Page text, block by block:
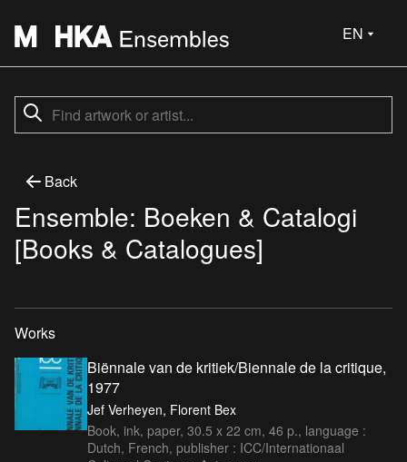
EN
Back
Ensemble: Boeken & Catalogi
[Books & Catalogues]
Works
Biënnale van de kritiek/Biennale de la critique,
1977
Jef Verheyen, Florent Bex
Book, ink, paper, 30.5 x 22 cm, 46 p., language :
Dutch, French, publisher : ICC/Internationaal